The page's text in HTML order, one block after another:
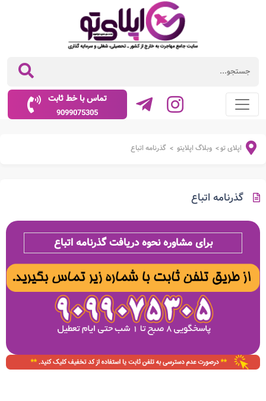
تماس با خط ثابت
9099075305
اپلای تو> وبلاگ اپلایتو > گذرنامه اتباع
گذرنامه اتباع
برای مشاوره نحوه دریافت گذرنامه اتباع